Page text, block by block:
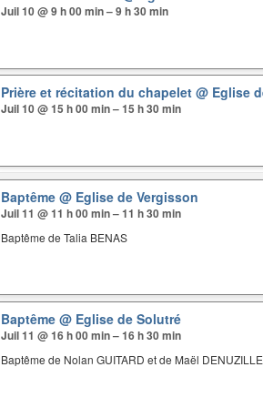
Juil 10 @ 9 h 00 min – 9 h 30 min
Prière et récitation du chapelet@ Eglise
Juil 10 @ 15 h 00 min – 15 h 30 min
Baptême@ Eglise de Vergisson
Juil 11 @ 11 h 00 min – 11 h 30 min
Baptême de Talia BENAS
Baptême@ Eglise de Solutré
Juil 11 @ 16 h 00 min – 16 h 30 min
Baptême de Nolan GUITARD et de Maël